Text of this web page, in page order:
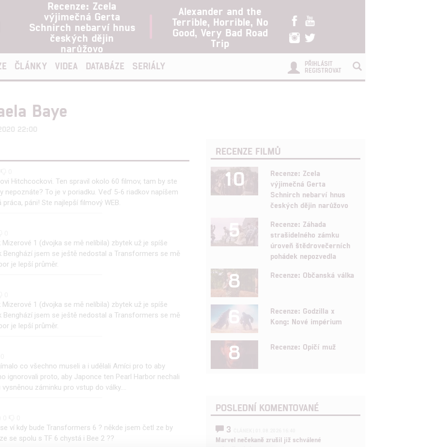
Recenze: Zcela
výjimečná Gerta
Schnirch nebarví hnus
českých dějin
narůžovo
Alexander and the
Terrible, Horrible, No
Good, Very Bad Road
Trip
ČLÁNKY VIDEA DATABÁZE SERIÁLY
PŘIHLÁSIT
REGISTROVAT
Baye
22:00
Hitchcockovi. Ten spravil okolo 60 filmov, tam by ste
nepoznáte? To je v poriadku. Veď 5-6 riadkov napíšem
páni! Ste najlepší filmový WEB.
1 (dvojka se mě nelíbila) zbytek už je spíše
Benghází jsem se ještě nedostal a Transformers se mě
je lepší průměr.
1 (dvojka se mě nelíbila) zbytek už je spíše
Benghází jsem se ještě nedostal a Transformers se mě
je lepší průměr.
co všechno museli a i udělali Amíci pro to aby
ignorovali proto, aby Japonce ten Pearl Harbor nechali
záminku pro vstup do války....
ví kdy bude Transformers 6 ? někde jsem četl ze by
se spolu s TF 6 chystá i Bee 2 ??
RECENZE FILMŮ
10
Recenze: Zcela
výjimečná Gerta
Schnirch nebarví hnus
českých dějin narůžovo
5
Recenze: Záhada
strašidelného zámku
úroveň štědrovečerních
pohádek nepozvedla
8 Recenze: Občanská válka
6
Recenze: Godzilla x
Kong: Nové impérium
8 Recenze: Opičí muž
POSLEDNÍ KOMENTOVANÉ
3
Marvel nečekaně zrušil již schválené